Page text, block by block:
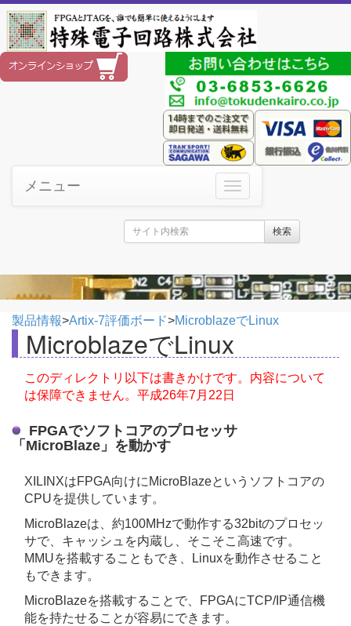
メニュー
検索
製品情報>Artix-7評価ボード>MicroblazeでLinux
MicroblazeでLinux
このディレクトリ以下は書きかけです。 内容について
は保障できません。 平成26年7月22日
FPGAでソフトコアのプロセッサ
「MicroBlaze」を動かす
XILINXはFPGA向けにMicroBlazeというソフトコアの
CPUを提供しています。
MicroBlazeは、約100MHzで動作する32bitのプロセッ
サで、キャッシュを内蔵し、そこそこ高速です。
MMUを搭載することもでき、Linuxを動作させること
もできます。
MicroBlazeを搭載することで、FPGAにTCP/IP通信機
能を持たせることが容易にできます。